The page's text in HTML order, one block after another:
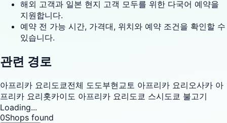
해외 고객과 일본 현지 고객 모두를 위한 다국어 예약을
지원합니다.
예약 전 가능 시간, 가격대, 위치와 예약 조건을 확인할 수
있습니다.
관련 경로
아프리카 요리 도쿄전체 도도부현 교토 아프리카 요리 오사카 아
프리카 요리홋카이도 아프리카 요리 도쿄 스시 도쿄 불고기
Loading...
0Shops found